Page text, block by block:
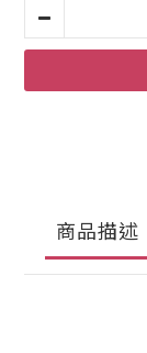
商品描述